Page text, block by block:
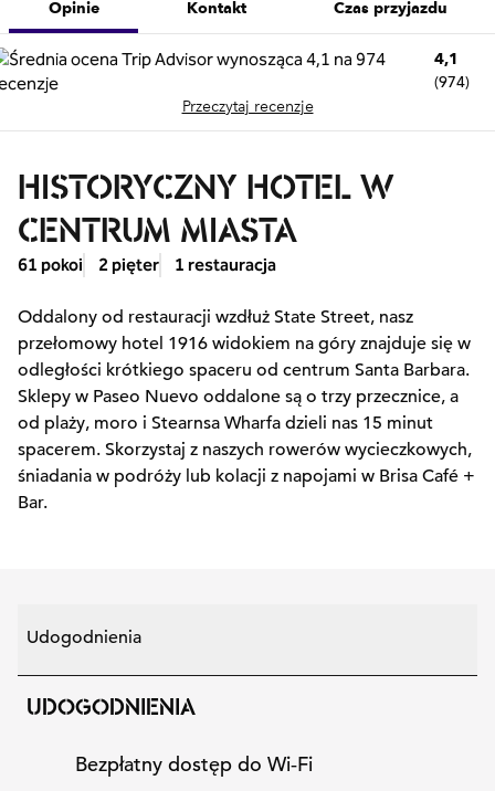
Opinie Kontakt Czas przyjazdu
4,1
(974)
Przeczytaj recenzje
HISTORYCZNY HOTEL W
CENTRUM MIASTA
61 pokoi 2 pięter 1 restauracja
Oddalony od restauracji wzdłuż State Street, nasz
przełomowy hotel 1916 widokiem na góry znajduje się w
odległości krótkiego spaceru od centrum Santa Barbara.
Sklepy w Paseo Nuevo oddalone są o trzy przecznice, a
od plaży, moro i Stearnsa Wharfa dzieli nas 15 minut
spacerem. Skorzystaj z naszych rowerów wycieczkowych,
śniadania w podróży lub kolacji z napojami w Brisa Café +
Bar.
Udogodnienia
UDOGODNIENIA
Bezpłatny dostęp do Wi‑Fi